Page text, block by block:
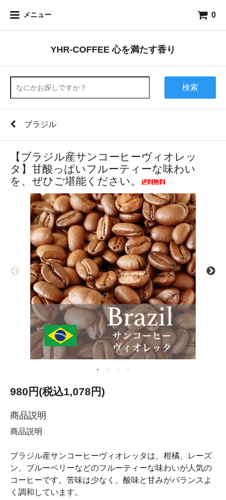
メニュー 0
YHR-COFFEE 心を満たす香り
検索
ブラジル
【ブラジル産サンコーヒーヴィオレッ
タ】甘酸っぱいフルーティーな味わい
を、ぜひご堪能ください。
980円(税込1,078円)
商品説明
商品説明
ブラジル産サンコーヒーヴィオレッタは、柑橘、レーズ
ン、ブルーベリーなどのフルーティーな味わいが人気の
コーヒーです。苦味は少なく、酸味と甘みがバランスよ
く調和しています。